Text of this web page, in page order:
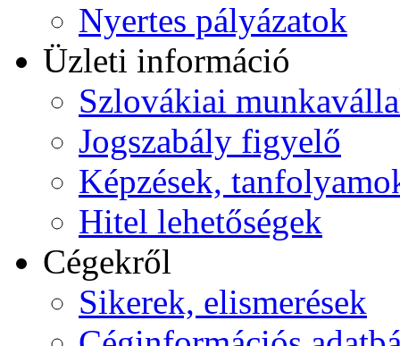
Nyertes pályázatok
Üzleti információ
Szlovákiai
Jogszabály figyelő
Képzések,
Hitel lehetőségek
Cégekről
Sikerek, elismerések